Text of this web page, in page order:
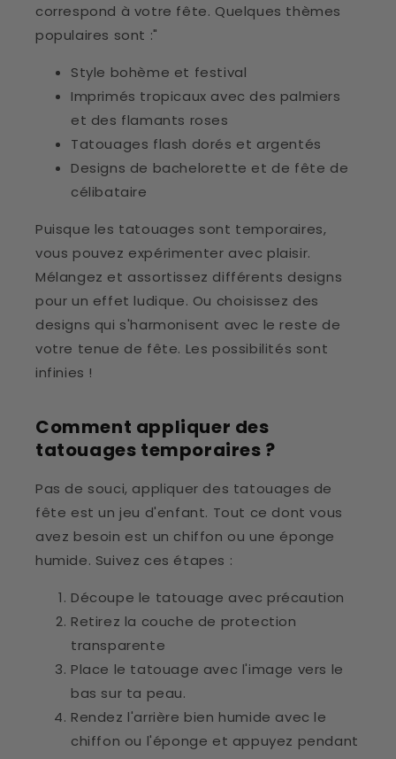
correspond à votre fête. Quelques thèmes
populaires sont :"
Style bohème et festival
Imprimés tropicaux avec des palmiers
et des flamants roses
Tatouages flash dorés et argentés
Designs de bachelorette et de fête de
célibataire
Puisque les tatouages sont temporaires,
vous pouvez expérimenter avec plaisir.
Mélangez et assortissez différents designs
pour un effet ludique. Ou choisissez des
designs qui s'harmonisent avec le reste de
votre tenue de fête. Les possibilités sont
infinies !
Comment appliquer des
tatouages temporaires ?
Pas de souci, appliquer des tatouages de
fête est un jeu d'enfant. Tout ce dont vous
avez besoin est un chiffon ou une éponge
humide. Suivez ces étapes :
Découpe le tatouage avec précaution
Retirez la couche de protection
transparente
Place le tatouage avec l'image vers le
bas sur ta peau.
Rendez l'arrière bien humide avec le
chiffon ou l'éponge et appuyez pendant